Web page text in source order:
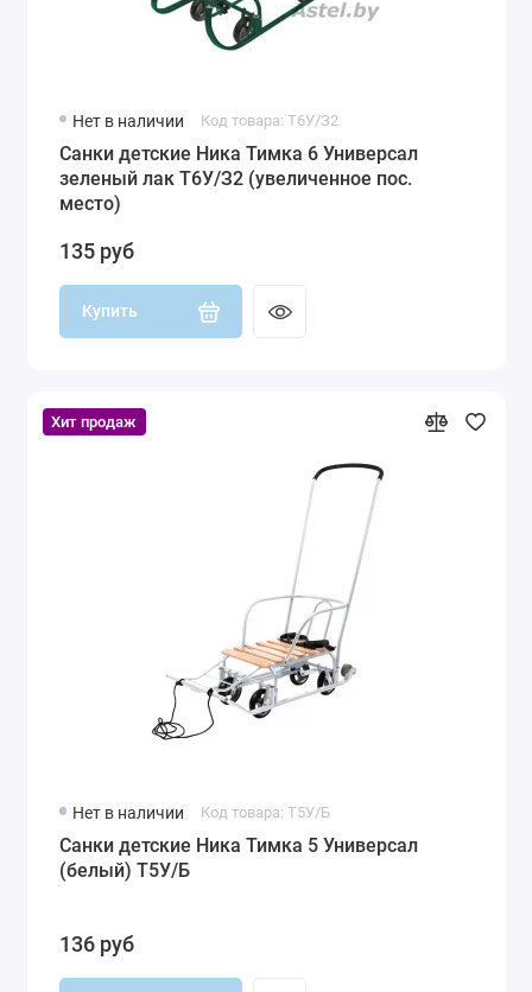
Нет в наличии Код товара: Т6У/З2
Санки детские Ника Тимка 6 Универсал
зеленый лак Т6У/З2 (увеличенное пос.
место)
135 руб
Купить
Хит продаж
Нет в наличии Код товара: Т5У/Б
Санки детские Ника Тимка 5 Универсал
(белый) Т5У/Б
136 руб